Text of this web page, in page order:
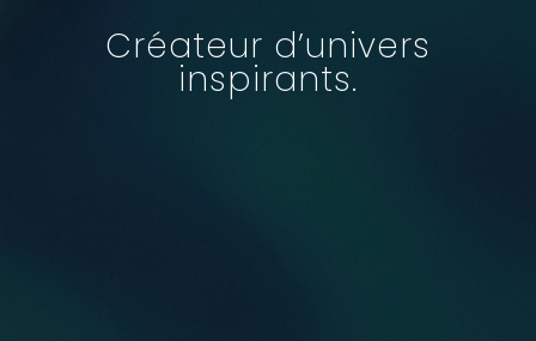
Créateur d’univers
inspirants.